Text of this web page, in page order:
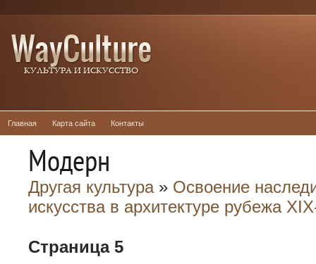
Главная Карта сайта Контакты
Модерн
Другая культура» Освоение
искусства в архитектуре рубежа
Страница 5